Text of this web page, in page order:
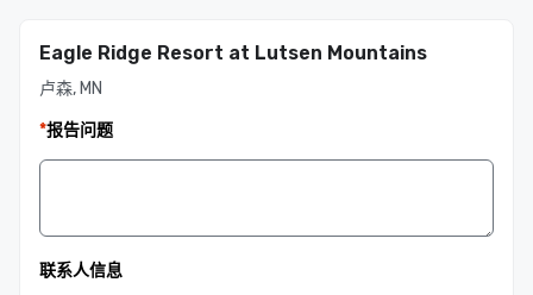
Eagle Ridge Resort at Lutsen Mountains
卢森, MN
*报告问题
联系人信息